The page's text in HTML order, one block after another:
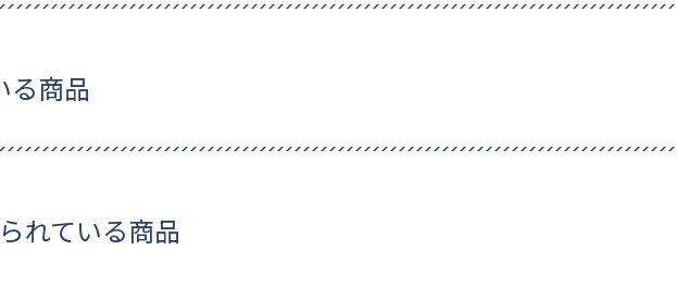
る商品
れている商品